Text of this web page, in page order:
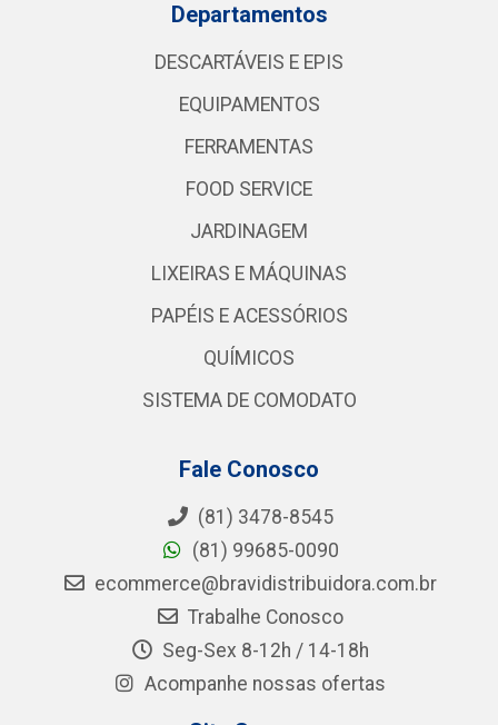
Departamentos
DESCARTÁVEIS E EPIS
EQUIPAMENTOS
FERRAMENTAS
FOOD SERVICE
JARDINAGEM
LIXEIRAS E MÁQUINAS
PAPÉIS E ACESSÓRIOS
QUÍMICOS
SISTEMA DE COMODATO
Fale Conosco
(81) 3478-8545
(81) 99685-0090
ecommerce@bravidistribuidora.com.br
Trabalhe Conosco
Seg-Sex 8-12h / 14-18h
Acompanhe nossas ofertas